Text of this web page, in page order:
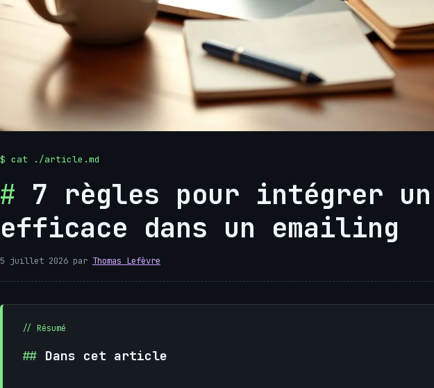
7 règles pour intégrer
efficace dans un emailing
5 juillet 2026 par Thomas Lefèvre
Dans cet article